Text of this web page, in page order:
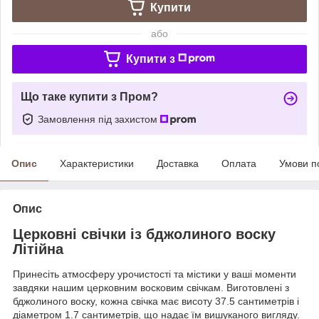
Купити
або
Купити з
Що таке купити з Пром?
Замовлення під захистом
Опис Характеристики Доставка Оплата Умови
Опис
Церковні свічки із бджолиного воску
Літійна
Принесіть атмосферу урочистості та містики у ваші моменти
завдяки нашим церковним восковим свічкам. Виготовлені з
бджолиного воску, кожна свічка має висоту 37.5 сантиметрів і
діаметром 1.7 сантиметрів, що надає їм вишуканого вигляду.